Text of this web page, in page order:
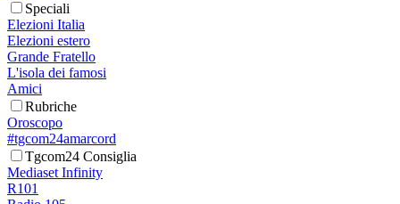
Speciali
Elezioni Italia
Elezioni estero
Grande Fratello
L'isola dei famosi
Amici
Rubriche
Oroscopo
#tgcom24amarcord
Tgcom24 Consiglia
Mediaset Infinity
R101